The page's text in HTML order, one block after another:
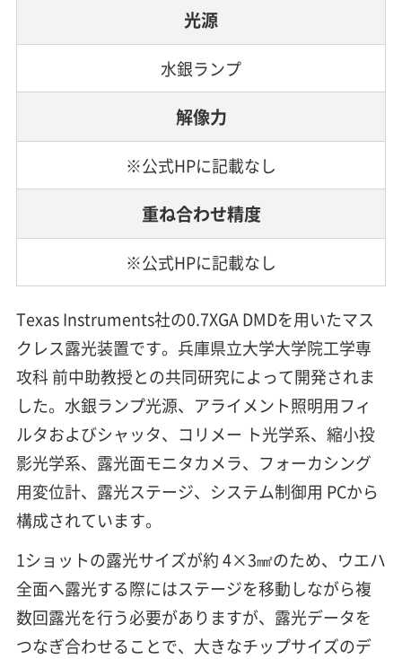
光源
水銀ランプ
解像力
※公式HPに記載なし
重ね合わせ精度
※公式HPに記載なし
Texas Instruments社の0.7XGA DMDを用いたマス
クレス露光装置です。兵庫県立大学大学院工学専
攻科 前中助教授との共同研究によって開発されま
した。水銀ランプ光源、アライメント照明用フィ
ルタおよびシャッタ、コリメー ト光学系、縮小投
影光学系、露光面モニタカメラ、フォーカシング
用変位計、露光ステージ、システム制御用 PCから
構成されています。
1ショットの露光サイズが約 4×3㎟のため、ウエハ
全面へ露光する際にはステージを移動しながら複
数回露光を行う必要がありますが、露光データを
つなぎ合わせることで、大きなチップサイズのデ